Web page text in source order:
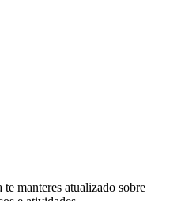
te manteres atualizado sobre